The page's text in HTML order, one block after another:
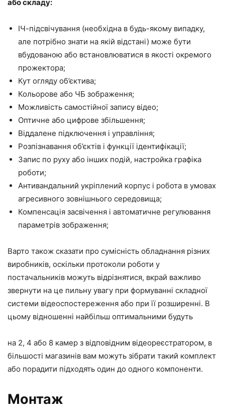
або складу:
ІЧ-підсвічування (необхідна в будь-якому випадку,
але потрібно знати на якій відстані) може бути
вбудованою або встановлюватися в якості окремого
прожектора;
Кут огляду об’єктива;
Кольорове або ЧБ зображення;
Можливість самостійної запису відео;
Оптичне або цифрове збільшення;
Віддалене підключення і управління;
Розпізнавання об’єктів і функції ідентифікації;
Запис по руху або інших подій, настройка графіка
роботи;
Антивандальний укріплений корпус і робота в умовах
агресивного зовнішнього середовища;
Компенсація засвічення і автоматичне регулювання
параметрів зображення;
Варто також сказати про сумісність обладнання різних
виробників, оскільки протоколи роботи у
постачальників можуть відрізнятися, вкрай важливо
звернути на це пильну увагу при формуванні складної
системи відеоспостереження або при її розширенні. В
цьому відношенні найбільш оптимальними будуть
на 2, 4 або 8 камер з відповідним відеореєстратором, в
більшості магазинів вам можуть зібрати такий комплект
або порадити підходять один до одного компоненти.
Монтаж